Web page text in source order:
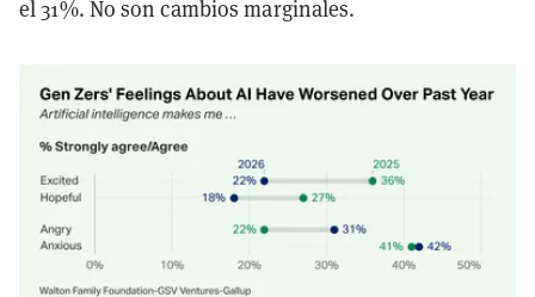
el 31%. No son cambios marginales.